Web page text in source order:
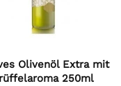
Olivenöl Extra mit
250ml